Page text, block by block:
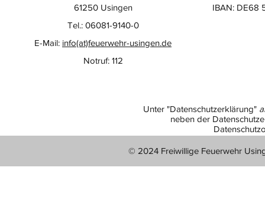
IBAN: DE68
61250 Usingen
Tel.: 06081-9140-0
E-Mail: info(at)feuerwehr-usingen.de
Notruf: 112
Unter "Datenschutzerklärung"
neben der
© 2024 Freiwillige Feuerwehr